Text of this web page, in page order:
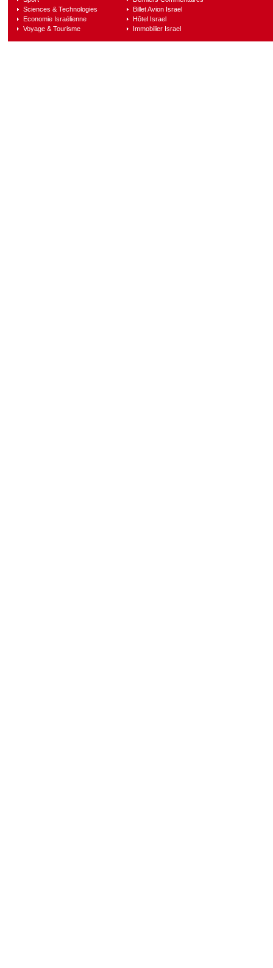
Sciences & Technologies
Economie Israélienne
Voyage & Tourisme
Billet Avion Israel
Hôtel Israel
Immobilier Israel